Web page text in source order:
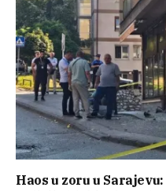
Haos u zoru u